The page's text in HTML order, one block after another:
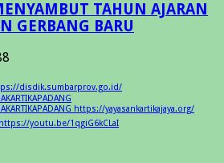
TAHUN AJARAN
GERBANG BARU
disdik.sumbarprov.go.id/
https://yayasankartikajaya.org/
https://youtu.be/1qgiG6kCLaI